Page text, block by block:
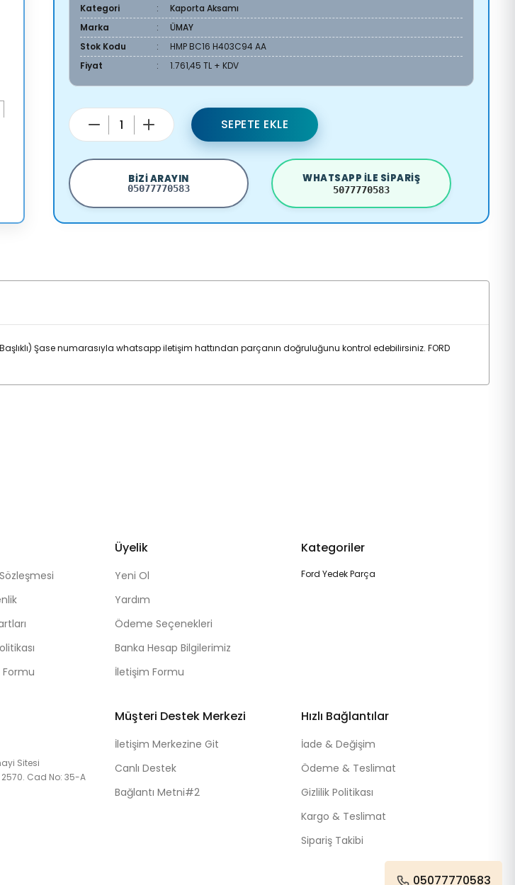
Kategori
Kaporta Aksamı
Marka
ÜMAY
Stok Kodu
HMP BC16 H403C94 AA
Fiyat
1.761,45 TL + KDV
SEPETE EKLE
BIZI ARAYIN
05077770583
WHATSAPP ILE SIPARIŞ
5077770583
Şase numarasıyla whatsapp iletişim hattından parçanın doğruluğunu kontrol edebilirsiniz. FORD
Formu
Üyelik
Yeni Ol
Yardım
Ödeme Seçenekleri
Banka Hesap Bilgilerimiz
İletişim Formu
Kategoriler
Ford Yedek Parça
Sitesi
Cad No: 35-A
Müşteri Destek Merkezi
İletişim Merkezine Git
Canlı Destek
Bağlantı Metni#2
Hızlı Bağlantılar
İade & Değişim
Ödeme & Teslimat
Gizlilik Politikası
Kargo & Teslimat
Sipariş Takibi
05077770583